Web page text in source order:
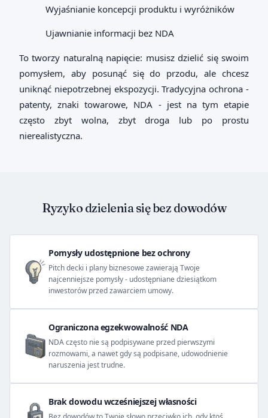
Wyjaśnianie koncepcji produktu i wyróżników
Ujawnianie informacji bez NDA
To tworzy naturalną napięcie: musisz dzielić się swoim
pomysłem, aby posunąć się do przodu, ale chcesz
uniknąć niepotrzebnej ekspozycji. Tradycyjna ochrona -
patenty, znaki towarowe, NDA - jest na tym etapie
często zbyt wolna, zbyt droga lub po prostu
nierealistyczna.
Ryzyko dzielenia się bez dowodów
Pomysły udostępnione bez ochrony
Pitch decki i plany biznesowe zawierają Twoje
najcenniejsze pomysły - udostępniane dziesiątkom
inwestorów przed zawarciem umowy.
Ograniczona egzekwowalność NDA
NDA często nie są podpisywane przed pierwszymi
rozmowami, a nawet gdy są podpisane, udowodnienie
naruszenia jest trudne.
Brak dowodu wcześniejszej własności